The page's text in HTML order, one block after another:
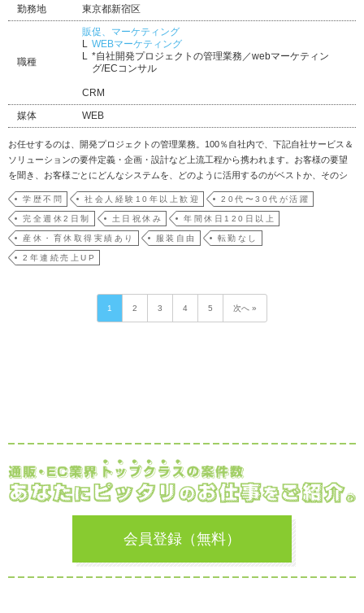
勤務地 東京都新宿区
職種
販促、マーケティング
WEBマーケティング
*自社開発プロジェクトの管理業務／webマーケティン
グ/ECコンサル
CRM
媒体
WEB
お任せするのは、開発プロジェクトの管理業務。100％自社内で、下記自社サービス＆
ソリューションの要件定義・企画・設計など上流工程から携われます。お客様の要望
を聞き、お客様ごとにどんなシステムを、どのように活用するのがベストか、そのシ
ステムをどのようにカタチにしていくかを企画・設計するポジション。お客様先に
て、ヒアリング～要件定義～設計～簡単な基本設定までを手掛けます。＜当社のサー
ビス＞◆自社オリジ…
学歴不問 社会人経験10年以上歓迎 20代〜30代が活躍
完全週休2日制 土日祝休み 年間休日120日以上
産休・育休取得実績あり 服装自由 転勤なし
2年連続売上UP
1 2 3 4 5 次へ »
会員登録（無料）